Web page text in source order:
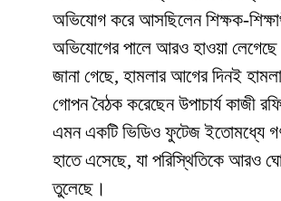
অভিযোগ করে আসছিলেন শিক্ষক-
অভিযোগের পালে আরও হাওয়া
জানা গেছে, হামলার আগের দিনই
গোপন বৈঠক করেছেন উপাচার্য কাজী
এমন একটি ভিডিও ফুটেজ ইতোমধ্যে
হাতে এসেছে, যা পরিস্থিতিকে আরও
তুলেছে।